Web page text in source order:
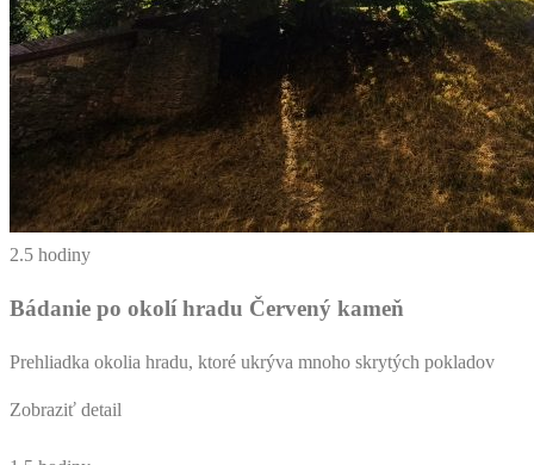
2.5 hodiny
Bádanie po okolí hradu Červený kameň
Prehliadka okolia hradu, ktoré ukrýva mnoho skrytých pokladov
Zobraziť detail